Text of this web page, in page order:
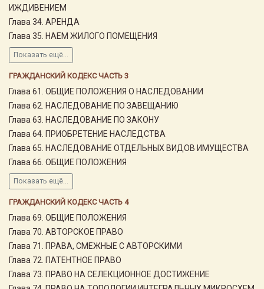
ИЖДИВЕНИЕМ
Глава 34. АРЕНДА
Глава 35. НАЕМ ЖИЛОГО ПОМЕЩЕНИЯ
Показать ещё...
ГРАЖДАНСКИЙ КОДЕКС ЧАСТЬ 3
Глава 61. ОБЩИЕ ПОЛОЖЕНИЯ О НАСЛЕДОВАНИИ
Глава 62. НАСЛЕДОВАНИЕ ПО ЗАВЕЩАНИЮ
Глава 63. НАСЛЕДОВАНИЕ ПО ЗАКОНУ
Глава 64. ПРИОБРЕТЕНИЕ НАСЛЕДСТВА
Глава 65. НАСЛЕДОВАНИЕ ОТДЕЛЬНЫХ ВИДОВ ИМУЩЕСТВА
Глава 66. ОБЩИЕ ПОЛОЖЕНИЯ
Показать ещё...
ГРАЖДАНСКИЙ КОДЕКС ЧАСТЬ 4
Глава 69. ОБЩИЕ ПОЛОЖЕНИЯ
Глава 70. АВТОРСКОЕ ПРАВО
Глава 71. ПРАВА, СМЕЖНЫЕ С АВТОРСКИМИ
Глава 72. ПАТЕНТНОЕ ПРАВО
Глава 73. ПРАВО НА СЕЛЕКЦИОННОЕ ДОСТИЖЕНИЕ